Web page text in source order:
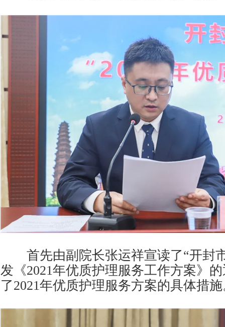
首先由副院长张运祥宣读了“开封
发《2021年优质护理服务工作方案》
了2021年优质护理服务方案的具体措